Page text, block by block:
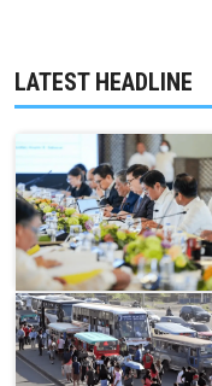
LATEST HEADLINE